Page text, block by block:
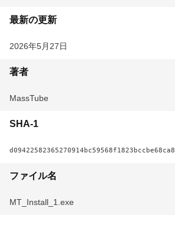
最新の更新
2026年5月27日
著者
MassTube
SHA-1
d09422582365270914bc59568f1823bccbe68ca8
ファイル名
MT_Install_1.exe